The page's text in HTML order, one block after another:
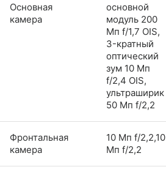
Основная
камера
основной
модуль 200
Мп f/1,7 OIS,
3-кратный
оптический
зум 10 Мп
f/2,4 OIS,
ультраширик
50 Мп f/2,2
Фронтальная
камера
10 Мп f/2,2,10
Мп f/2,2